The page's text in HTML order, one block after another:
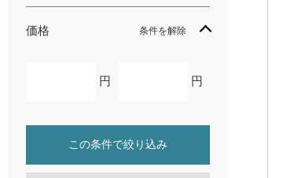
価格 条件を解除
円 円
この条件で絞り込み